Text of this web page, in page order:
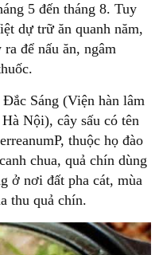
5 đến tháng 8. Tuy
dự trữ ăn quanh năm,
để nấu ăn, ngâm
Sáng (Viện hàn lâm
Nội), cây sấu có tên
thuộc họ đào
chua, quả chín dùng
ở nơi đất pha cát, mùa
thu quả chín.